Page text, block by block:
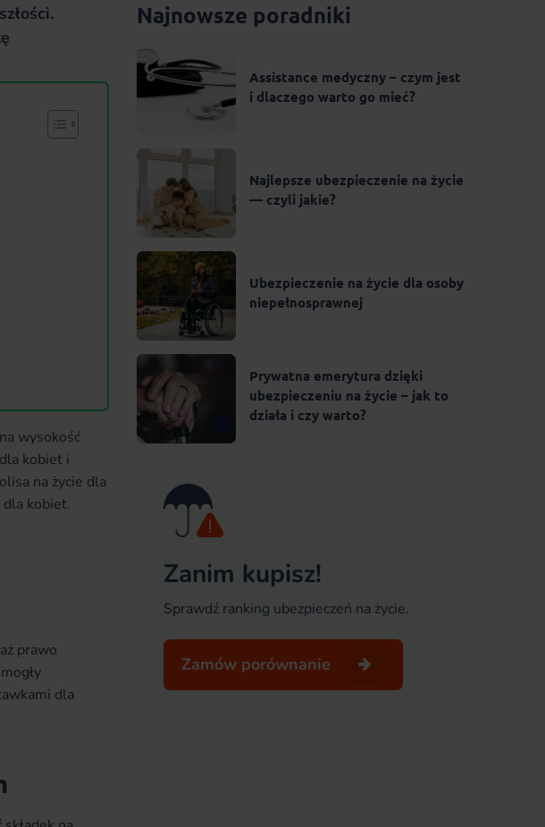
wysokość
kobiet i
na życie dla
dla kobiet.
prawo
dla
Najnowsze poradniki
Assistance medyczny – czym jest
i dlaczego warto go mieć?
Najlepsze ubezpieczenie na życie
— czyli jakie?
Ubezpieczenie na życie dla osoby
niepełnosprawnej
Prywatna emerytura dzięki
ubezpieczeniu na życie – jak to
działa i czy warto?
Zanim kupisz!
Sprawdź ranking ubezpieczeń na życie.
Zamów porównanie